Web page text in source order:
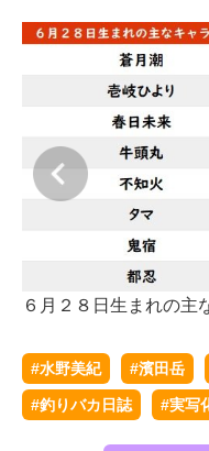
６月２８日生まれの主
#水野美紀 #濱田岳
#釣りバカ日誌 #実写